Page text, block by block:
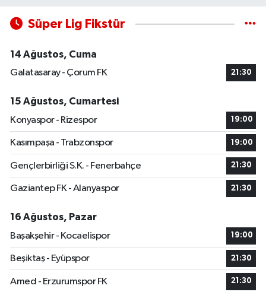
Süper Lig Fikstür
14 Ağustos, Cuma
Galatasaray - Çorum FK
21:30
15 Ağustos, Cumartesi
Konyaspor - Rizespor
19:00
Kasımpaşa - Trabzonspor 19:00
Gençlerbirliği S.K. - Fenerbahçe 21:30
Gaziantep FK - Alanyaspor 21:30
16 Ağustos, Pazar
Başakşehir - Kocaelispor
19:00
Beşiktaş - Eyüpspor 21:30
Amed - Erzurumspor FK 21:30